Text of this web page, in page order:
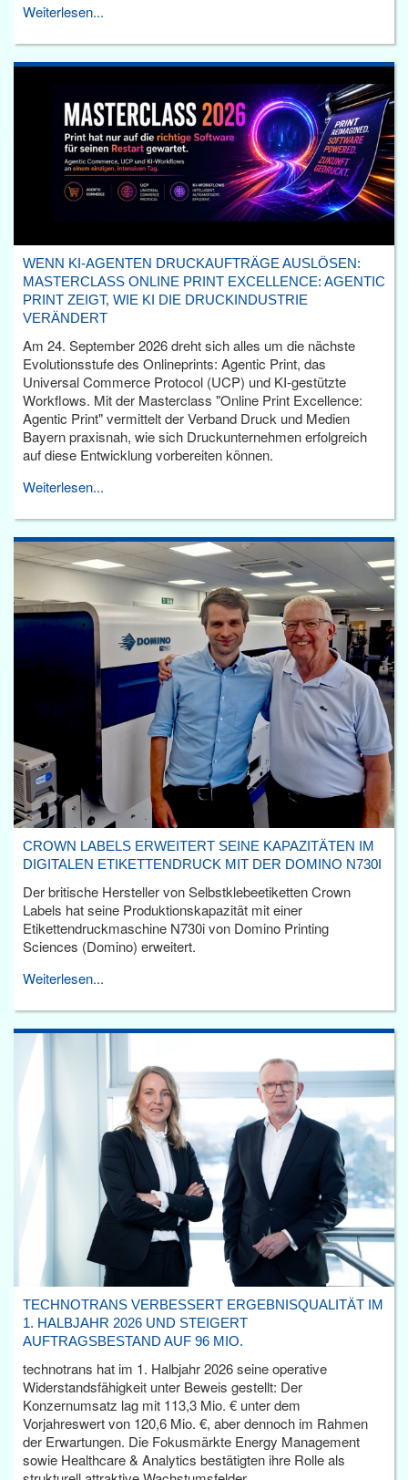
Weiterlesen...
WENN KI-AGENTEN DRUCKAUFTRÄGE AUSLÖSEN:
MASTERCLASS ONLINE PRINT EXCELLENCE: AGENTIC
PRINT ZEIGT, WIE KI DIE DRUCKINDUSTRIE
VERÄNDERT
Am 24. September 2026 dreht sich alles um die nächste
Evolutionsstufe des Onlineprints: Agentic Print, das
Universal Commerce Protocol (UCP) und KI-gestützte
Workflows. Mit der Masterclass "Online Print Excellence:
Agentic Print" vermittelt der Verband Druck und Medien
Bayern praxisnah, wie sich Druckunternehmen erfolgreich
auf diese Entwicklung vorbereiten können.
Weiterlesen...
CROWN LABELS ERWEITERT SEINE KAPAZITÄTEN IM
DIGITALEN ETIKETTENDRUCK MIT DER DOMINO N730I
Der britische Hersteller von Selbstklebeetiketten Crown
Labels hat seine Produktionskapazität mit einer
Etikettendruckmaschine N730i von Domino Printing
Sciences (Domino) erweitert.
Weiterlesen...
TECHNOTRANS VERBESSERT ERGEBNISQUALITÄT IM
1. HALBJAHR 2026 UND STEIGERT
AUFTRAGSBESTAND AUF 96 MIO.
technotrans hat im 1. Halbjahr 2026 seine operative
Widerstandsfähigkeit unter Beweis gestellt: Der
Konzernumsatz lag mit 113,3 Mio. € unter dem
Vorjahreswert von 120,6 Mio. €, aber dennoch im Rahmen
der Erwartungen. Die Fokusmärkte Energy Management
sowie Healthcare & Analytics bestätigten ihre Rolle als